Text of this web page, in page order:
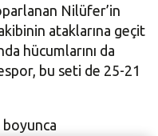
Nilüfer’in
ataklarına geçit
hücumlarını da
bu seti de 25-21